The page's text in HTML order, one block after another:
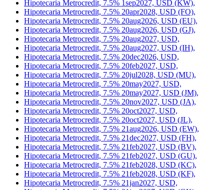
Hipotecaria Metrocredit, 7.5% 1sep2027, USD (KW),
Hipotecaria Metrocredit, 7.5% 20apr2028, USD (FO),
Hipotecaria Metrocredit, 7.5% 20aug2026, USD (EU),
Hipotecaria Metrocredit, 7.5% 20aug2026, USD (GJ),
Hipotecaria Metrocredit, 7.5% 20aug2027, USD,
Hipotecaria Metrocredit, 7.5% 20aug2027, USD (IH),
Hipotecaria Metrocredit, 7.5% 20dec2026, USD,
Hipotecaria Metrocredit, 7.5% 20feb2027, USD,
Hipotecaria Metrocredit, 7.5% 20jul2028, USD (MU),
Hipotecaria Metrocredit, 7.5% 20may2027, USD,
Hipotecaria Metrocredit, 7.5% 20may2027, USD (JM),
Hipotecaria Metrocredit, 7.5% 20nov2027, USD (JA),
Hipotecaria Metrocredit, 7.5% 20oct2027, USD,
Hipotecaria Metrocredit, 7.5% 20oct2027, USD (JL),
Hipotecaria Metrocredit, 7.5% 21aug2026, USD (EW),
Hipotecaria Metrocredit, 7.5% 21dec2027, USD (FH),
Hipotecaria Metrocredit, 7.5% 21feb2027, USD (BV),
Hipotecaria Metrocredit, 7.5% 21feb2027, USD (GU),
Hipotecaria Metrocredit, 7.5% 21feb2028, USD (KC),
Hipotecaria Metrocredit, 7.5% 21feb2028, USD (KF),
Hipotecaria Metrocredit, 7.5% 21jan2027, USD,